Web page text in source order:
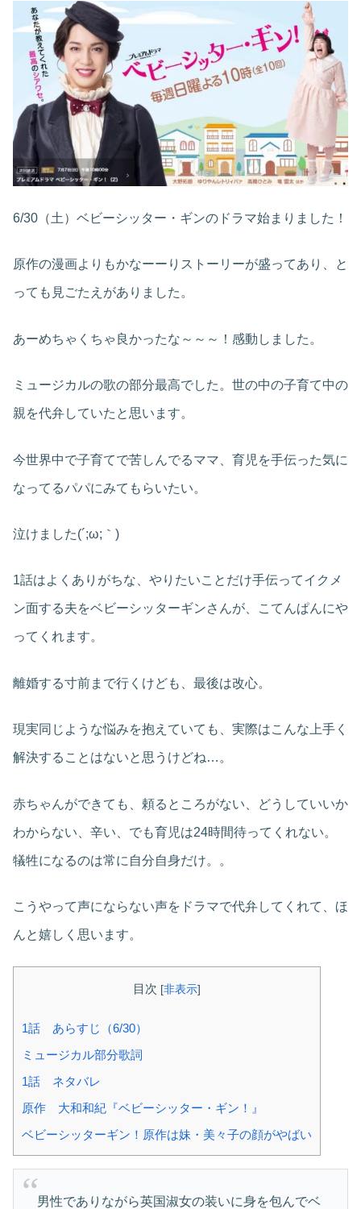
6/30（土）ベビーシッター・ギンのドラマ始まりました！
原作の漫画よりもかなーーりストーリーが盛ってあり、と
っても見ごたえがありました。
あーめちゃくちゃ良かったな～～～！感動しました。
ミュージカルの歌の部分最高でした。世の中の子育て中の
親を代弁していたと思います。
今世界中で子育てで苦しんでるママ、育児を手伝った気に
なってるパパにみてもらいたい。
泣けました(´;ω;｀)
1話はよくありがちな、やりたいことだけ手伝ってイクメ
ン面する夫をベビーシッターギンさんが、こてんぱんにや
ってくれます。
離婚する寸前まで行くけども、最後は改心。
現実同じような悩みを抱えていても、実際はこんな上手く
解決することはないと思うけどね…。
赤ちゃんができても、頼るところがない、どうしていいか
わからない、辛い、でも育児は24時間待ってくれない。
犠牲になるのは常に自分自身だけ。。
こうやって声にならない声をドラマで代弁してくれて、ほ
んと嬉しく思います。
目次 [非表示]
1話 あらすじ（6/30）
ミュージカル部分歌詞
1話 ネタバレ
原作 大和和紀『ベビーシッター・ギン！』
ベビーシッターギン！原作は妹・美々子の顔がやばい
男性でありながら英国淑女の装いに身を包んでベ